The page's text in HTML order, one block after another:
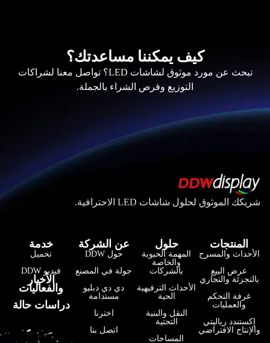
كيف يمكننا مساعدتك؟
تبحث عن مورد موثوق لشاشات LED؟ تواصل معنا لشراكات
التوزيع وفرص الشراء بالجملة.
شريكك الموثوق لحلول شاشات LED الاحترافية.
المنتجات
الأحداث والمسرح
عرض البيع
بالتجزئة والتجاري
غرفة التحكم
والعمليات
إكستندد رياليتي
والإنتاج الافتراضي
حلول
المهمة الحيوية
والخاصة
بالشركات
الأحداث الترفيهية
الحية
النقل والبنية
التحتية
المساحات
عن الشركة
حول DDW
جولة في المصنع
دي دي دبليو
مستدامة
اخترنا
اتصل بنا
خدمة
تحميل
فيديو DDW
الأخبار
والفعاليات
دراسات حالة
한국어
Bahasa Indonesia
हिन्दी
فارسی